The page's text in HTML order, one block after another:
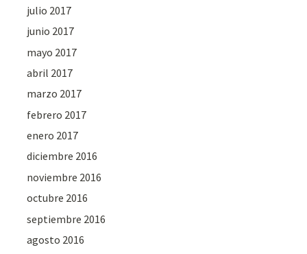
julio 2017
junio 2017
mayo 2017
abril 2017
marzo 2017
febrero 2017
enero 2017
diciembre 2016
noviembre 2016
octubre 2016
septiembre 2016
agosto 2016